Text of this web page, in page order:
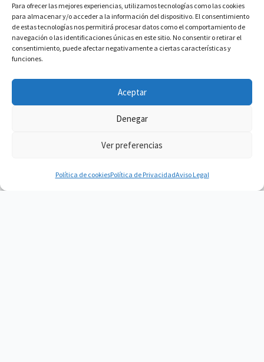
Para ofrecer las mejores experiencias, utilizamos tecnologías como las cookies
para almacenar y/o acceder a la información del dispositivo. El consentimiento
de estas tecnologías nos permitirá procesar datos como el comportamiento de
navegación o las identificaciones únicas en este sitio. No consentir o retirar el
consentimiento, puede afectar negativamente a ciertas características y
funciones.
Aceptar
Denegar
Ver preferencias
Política de cookiesPolítica de PrivacidadAviso Legal